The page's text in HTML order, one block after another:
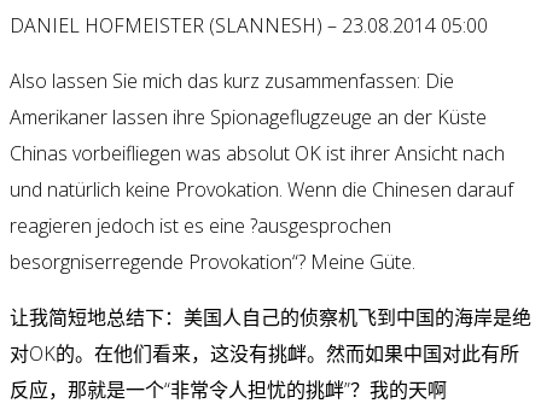
DANIEL HOFMEISTER (SLANNESH) – 23.08.2014 05:00
Also lassen Sie mich das kurz zusammenfassen: Die
Amerikaner lassen ihre Spionageflugzeuge an der Küste
Chinas vorbeifliegen was absolut OK ist ihrer Ansicht nach
und natürlich keine Provokation. Wenn die Chinesen darauf
reagieren jedoch ist es eine ?ausgesprochen
besorgniserregende Provokation“? Meine Güte.
让我简短地总结下：美国人自己的侦察机飞到中国的海岸是绝
对OK的。在他们看来，这没有挑衅。然而如果中国对此有所
反应，那就是一个“非常令人担忧的挑衅”？我的天啊